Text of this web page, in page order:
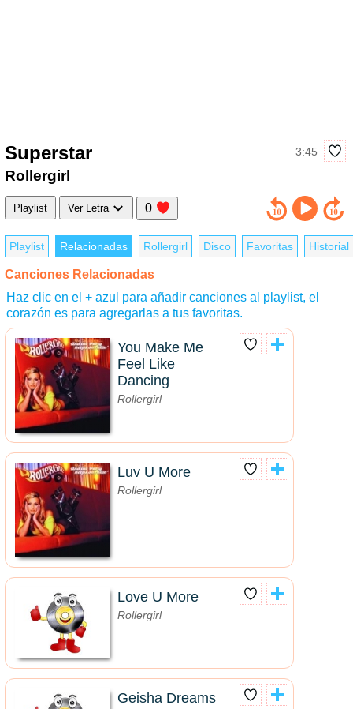
Superstar 3:45
Rollergirl
Playlist Ver Letra 0
Playlist Relacionadas Rollergirl Disco Favoritas Historial
Canciones Relacionadas
Haz clic en el + azul para añadir canciones al playlist, el
corazón es para agregarlas a tus favoritas.
You Make Me
Feel Like
Dancing
Rollergirl
Luv U More
Rollergirl
Love U More
Rollergirl
Geisha Dreams